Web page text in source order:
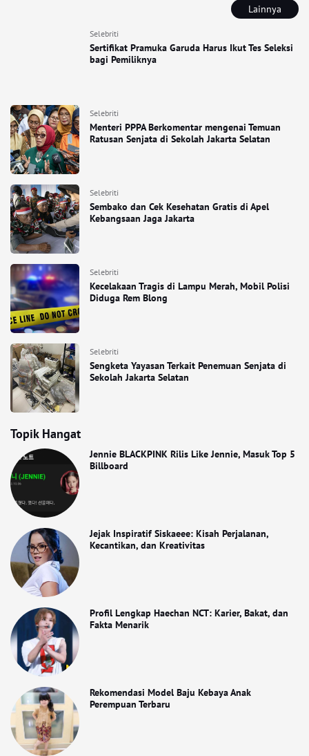
Lainnya
Selebriti
Sertifikat Pramuka Garuda Harus Ikut Tes Seleksi
bagi Pemiliknya
Selebriti
Menteri PPPA Berkomentar mengenai Temuan
Ratusan Senjata di Sekolah Jakarta Selatan
Selebriti
Sembako dan Cek Kesehatan Gratis di Apel
Kebangsaan Jaga Jakarta
Selebriti
Kecelakaan Tragis di Lampu Merah, Mobil Polisi
Diduga Rem Blong
Selebriti
Sengketa Yayasan Terkait Penemuan Senjata di
Sekolah Jakarta Selatan
Topik Hangat
Jennie BLACKPINK Rilis Like Jennie, Masuk Top 5
Billboard
Jejak Inspiratif Siskaeee: Kisah Perjalanan,
Kecantikan, dan Kreativitas
Profil Lengkap Haechan NCT: Karier, Bakat, dan
Fakta Menarik
Rekomendasi Model Baju Kebaya Anak
Perempuan Terbaru